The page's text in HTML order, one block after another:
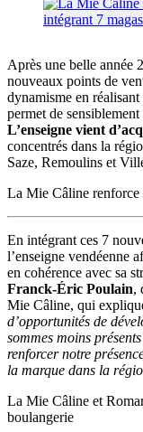
Après une belle année
nouveaux points de
dynamisme en
permet de
L’enseigne vient
concentrés dans la
Saze, Remoulins et
La Mie Câline renforce
En intégrant ces 7
l’enseigne vendéenne
en cohérence avec sa
Franck-Éric Poulain,
Mie Câline, qui
d’opportunités de
sommes moins
renforcer notre
la marque dans la
La Mie Câline et
boulangerie